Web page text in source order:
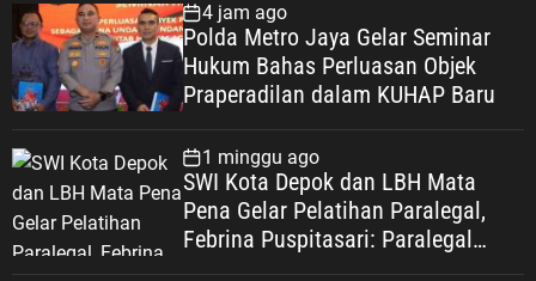
4 jam ago
Polda Metro Jaya Gelar Seminar
Hukum Bahas Perluasan Objek
Praperadilan dalam KUHAP Baru
1 minggu ago
SWI Kota Depok dan LBH Mata
Pena Gelar Pelatihan Paralegal,
Febrina Puspitasari: Paralegal